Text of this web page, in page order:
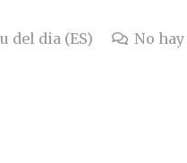
del dia (ES) No